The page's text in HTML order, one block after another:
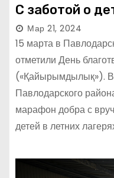
С заботой о
Мар 21, 2024
15 марта в
отметили День
(«Қайырымдылық»). В
Павлодарского
марафон добра с
детей в летних